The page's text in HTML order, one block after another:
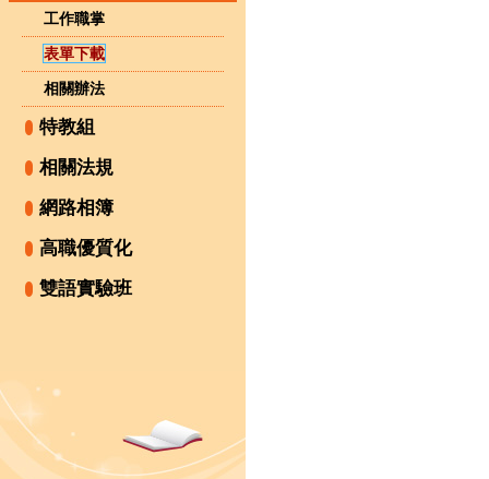
工作職掌
表單下載
相關辦法
特教組
相關法規
網路相簿
高職優質化
雙語實驗班